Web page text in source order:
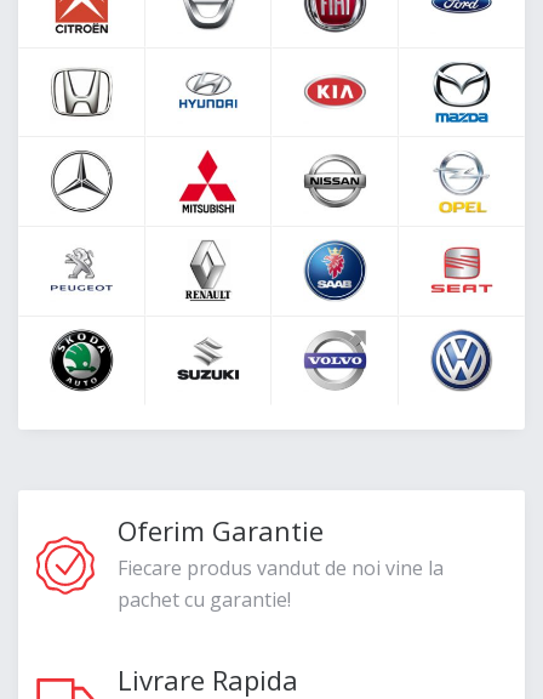
Oferim Garantie
Fiecare produs vandut de noi vine la
pachet cu garantie!
Livrare Rapida